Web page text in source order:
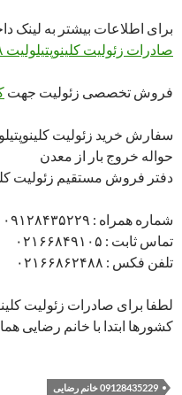
برای اطلاعات بیشتر به لینک
صادرات زئولیت کلینوپتیلولیت ۹۸٪
فروش تخصصی زئولیت جهت
حواله خروج بار از معدن
دفتر فروش مستقیم زئولیت کلینوپتیلولیت ۹۸٪
شماره همراه : ۰۹۱۲۸۴۳۵۲۲۹
تماس ثابت : ۰۲۱۶۶۸۴۹۱۰۵
تلفن فکس : ۰۲۱۶۶۸۶۲۴۸۸
کشورها ابتدا با خانم رضایی
09128435229 خانم رضایی